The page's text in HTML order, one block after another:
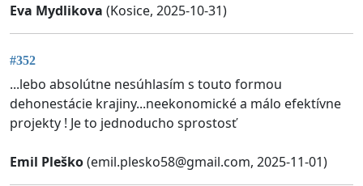
Eva Mydlikova (Kosice, 2025-10-31)
#352
...lebo absolútne nesúhlasím s touto formou
dehonestácie krajiny...neekonomické a málo efektívne
projekty ! Je to jednoducho sprostosť
Emil Pleško(emil.plesko58@gmail.com, 2025-11-01)